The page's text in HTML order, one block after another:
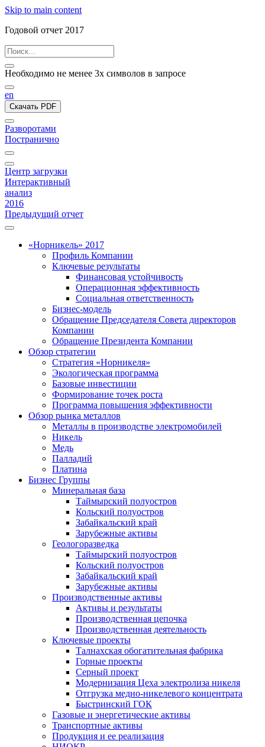
Skip to main content
Годовой отчет 2017
Необходимо не менее 3х символов в запросе
en
Скачать PDF
Разворотами
Постранично
Центр загрузки
Интерактивный
анализ
2016
Предыдущий отчет
«Норникель» 2017
Профиль Компании
Ключевые результаты
Финансовая устойчивость
Операционная эффективность
Социальная ответственность
Бизнес-модель
Обращение Председателя Совета директоров
Компании
Обращение Президента Компании
Обзор стратегии
Стратегия «Норникеля»
Экологическая программа
Базовые инвестиции
Формирование точек роста
Программа повышения эффективности
Обзор рынка металлов
Металлы в производстве электромобилей
Никель
Медь
Палладий
Платина
Бизнес Группы
Минеральная база
Таймырский полуостров
Кольский полуостров
Забайкальский край
Зарубежные активы
Геологоразведка
Таймырский полуостров
Кольский полуостров
Забайкальский край
Зарубежные активы
Производственные активы
Активы и результаты
Производственная цепочка
Производственная деятельность
Ключевые проекты
Талнахская обогатительная фабрика
Горные проекты
Серный проект
Модернизация Цеха электролиза никеля
Отгрузка медно-никелевого концентрата
Быстринский ГОК
Газовые и энергетические активы
Транспортные активы
Продукция и ее реализация